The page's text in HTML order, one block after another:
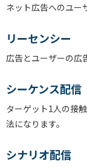
ネット広告へのユー
リーセンシー
広告とユーザーの広
シーケンス配信
ターゲット1人の接
法になります。
シナリオ配信